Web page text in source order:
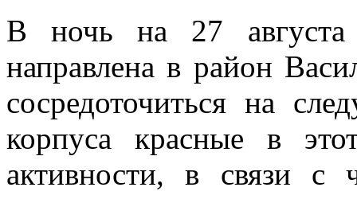
В ночь на 27 августа
направлена в район
сосредоточиться на
корпуса красные в
активности, в связи с